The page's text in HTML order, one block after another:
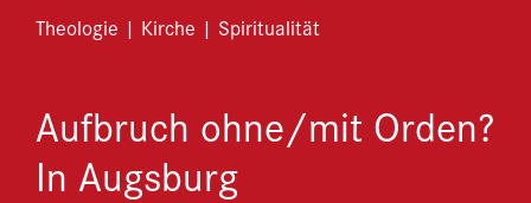
Theologie | Kirche | Spiritualität
Aufbruch ohne/mit Orden?
In Augsburg